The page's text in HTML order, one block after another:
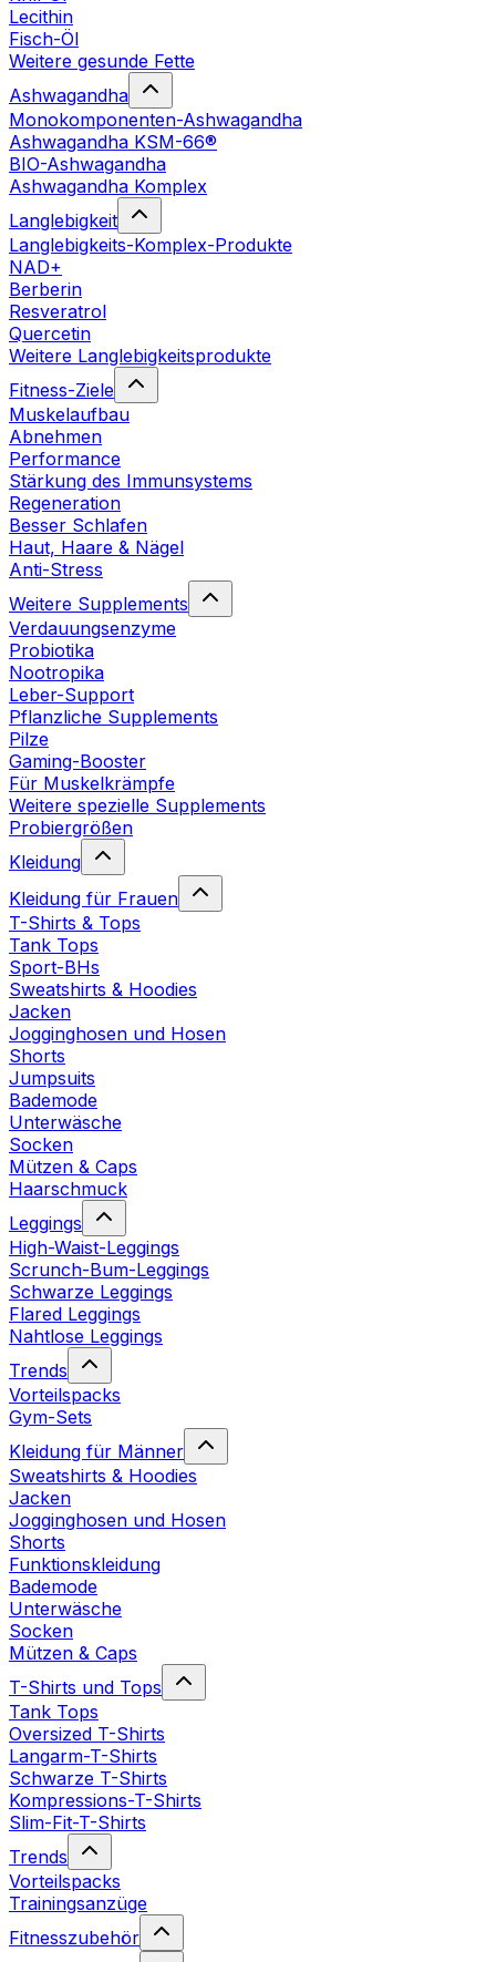
Lecithin
Fisch-Öl
Weitere gesunde Fette
Ashwagandha
Monokomponenten-Ashwagandha
Ashwagandha KSM-66®
BIO-Ashwagandha
Ashwagandha Komplex
Langlebigkeit
Langlebigkeits-Komplex-Produkte
NAD+
Berberin
Resveratrol
Quercetin
Weitere Langlebigkeitsprodukte
Fitness-Ziele
Muskelaufbau
Abnehmen
Performance
Stärkung des Immunsystems
Regeneration
Besser Schlafen
Haut, Haare & Nägel
Anti-Stress
Weitere Supplements
Verdauungsenzyme
Probiotika
Nootropika
Leber-Support
Pflanzliche Supplements
Pilze
Gaming-Booster
Für Muskelkrämpfe
Weitere spezielle Supplements
Probiergrößen
Kleidung
Kleidung für Frauen
T-Shirts & Tops
Tank Tops
Sport-BHs
Sweatshirts & Hoodies
Jacken
Jogginghosen und Hosen
Shorts
Jumpsuits
Bademode
Unterwäsche
Socken
Mützen & Caps
Haarschmuck
Leggings
High-Waist-Leggings
Scrunch-Bum-Leggings
Schwarze Leggings
Flared Leggings
Nahtlose Leggings
Trends
Vorteilspacks
Gym-Sets
Kleidung für Männer
Sweatshirts & Hoodies
Jacken
Jogginghosen und Hosen
Shorts
Funktionskleidung
Bademode
Unterwäsche
Socken
Mützen & Caps
T-Shirts und Tops
Tank Tops
Oversized T-Shirts
Langarm-T-Shirts
Schwarze T-Shirts
Kompressions-T-Shirts
Slim-Fit-T-Shirts
Trends
Vorteilspacks
Trainingsanzüge
Fitnesszubehör